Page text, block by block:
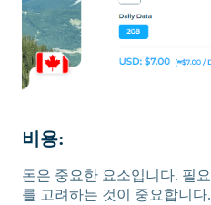
비용:
돈은 중요한 요소입니다. 필
를 고려하는 것이 중요합니